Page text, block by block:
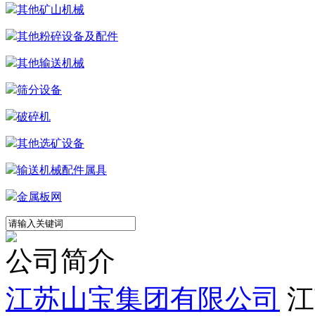
其他矿山机械
其他粉碎设备及配件
其他输送机械
筛分设备
破碎机
其他选矿设备
输送机械配件属具
金属板网
公司简介
江苏山宝集团有限公司